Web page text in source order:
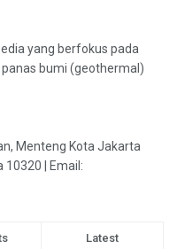
yang berfokus pada
bumi (geothermal)
Menteng Kota Jakarta
10320 | Email:
Latest